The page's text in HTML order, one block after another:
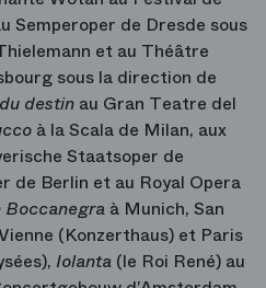
Semperoper de Dresde sous
et au Théâtre
sous la direction de
destin au Gran Teatre del
à la Scala de Milan, aux
Staatsoper de
de Berlin et au Royal Opera
Boccanegra à Munich, San
(Konzerthaus) et Paris
Iolanta (le Roi René) au